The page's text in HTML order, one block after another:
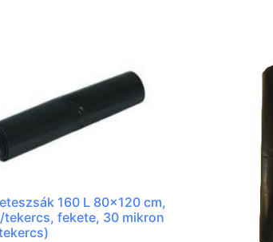
160 L 80×120 cm,
tekercs, fekete, 30 mikron